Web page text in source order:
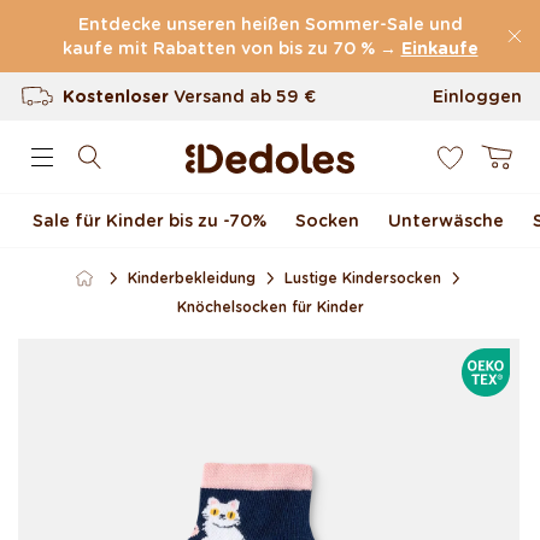
Direkt zum Inhalt
Entdecke unseren heißen Sommer-Sale und
kaufe mit Rabatten von bis zu 70 % → Einkaufe
(60.227 Bewertungen)
Kostenloser Versand ab 59 €
100 Tage Rückgaberecht
Einloggen
Sale für Kinder bis zu -70 % Socken Unterwäsche
Kinderbekleidung
Lustige Kindersocken
Knöchelsocken für Kinder